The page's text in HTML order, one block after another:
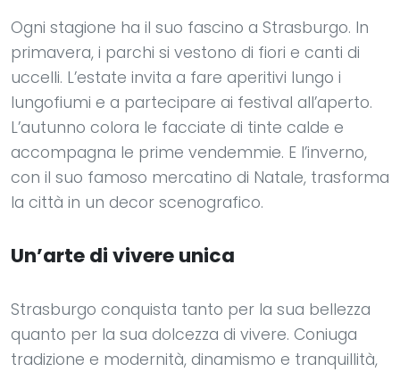
Ogni stagione ha il suo fascino a Strasburgo. In
primavera, i parchi si vestono di fiori e canti di
uccelli. L’estate invita a fare aperitivi lungo i
lungofiumi e a partecipare ai festival all’aperto.
L’autunno colora le facciate di tinte calde e
accompagna le prime vendemmie. E l’inverno,
con il suo famoso mercatino di Natale, trasforma
la città in un decor scenografico.
Un’arte di vivere unica
Strasburgo conquista tanto per la sua bellezza
quanto per la sua dolcezza di vivere. Coniuga
tradizione e modernità, dinamismo e tranquillità,